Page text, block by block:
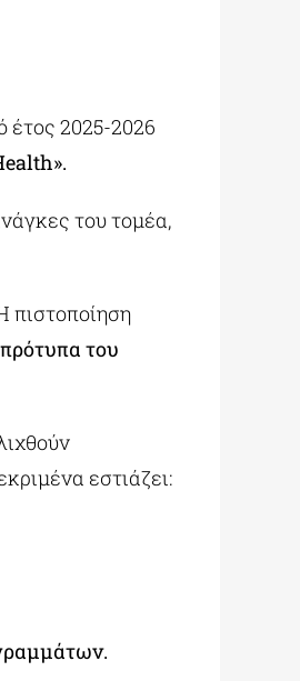
έτος 2025-2026
του τομέα,
πιστοποίηση
του
εστιάζει: